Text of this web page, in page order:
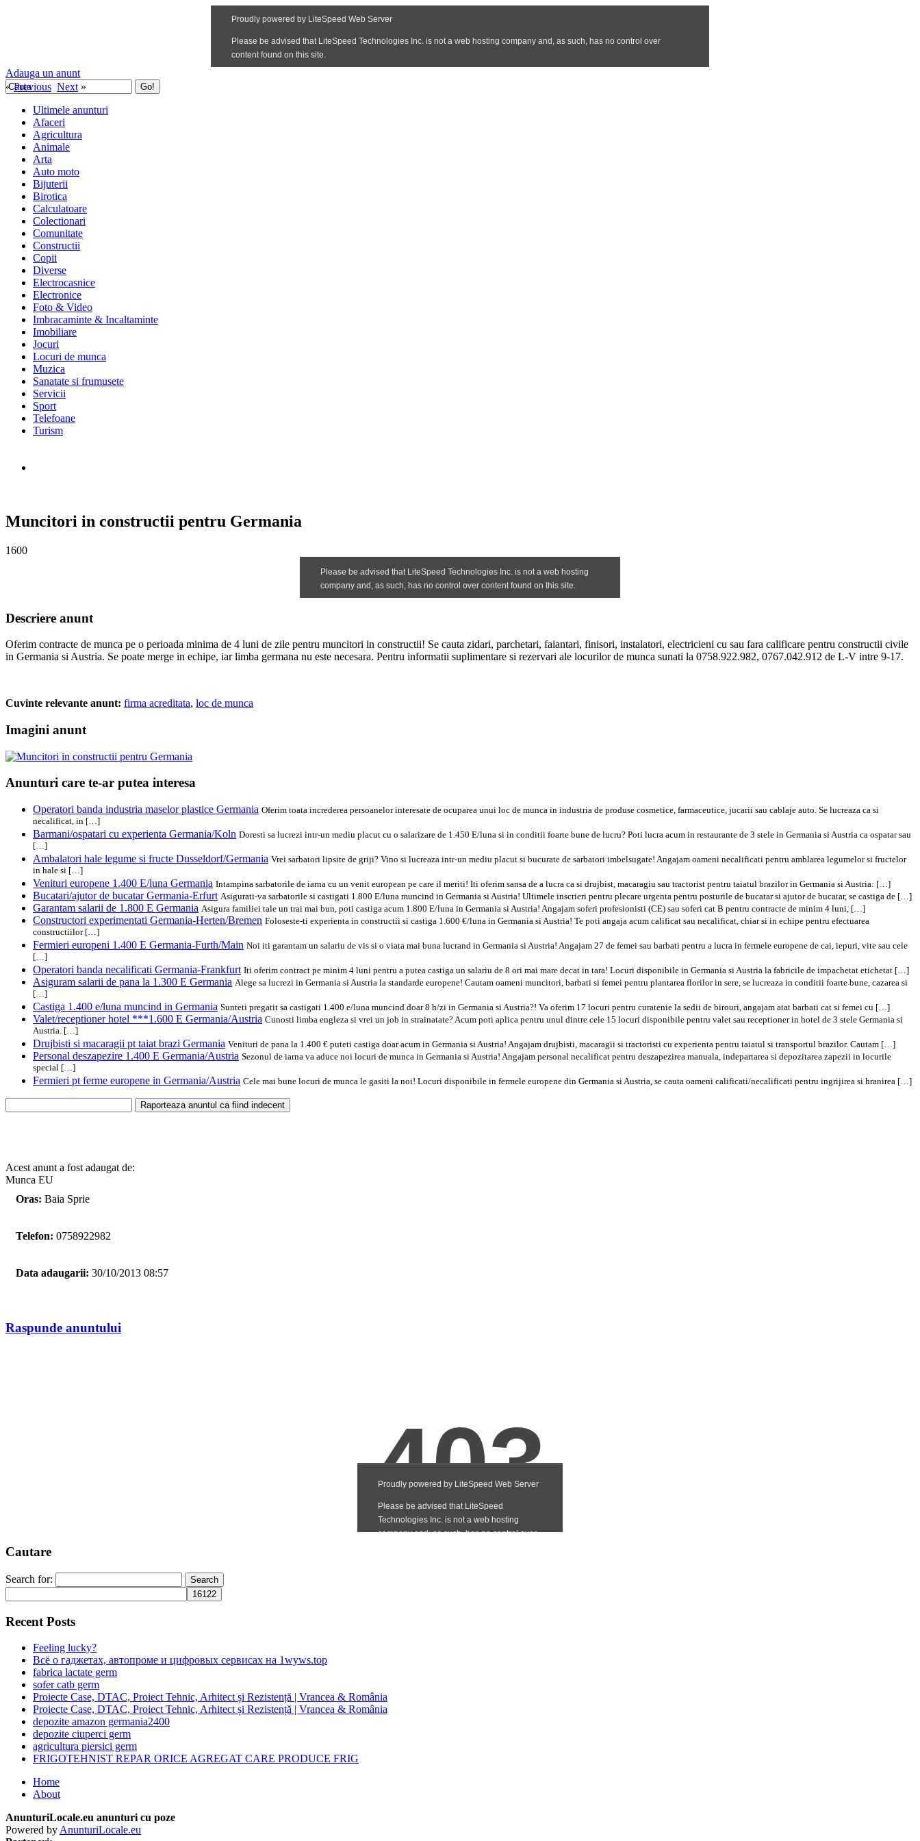
Adauga un anunt
«Previous Next »
Ultimele anunturi
Afaceri
Agricultura
Animale
Arta
Auto moto
Bijuterii
Birotica
Calculatoare
Colectionari
Comunitate
Constructii
Copii
Diverse
Electrocasnice
Electronice
Foto & Video
Imbracaminte & Incaltaminte
Imobiliare
Jocuri
Locuri de munca
Muzica
Sanatate si frumusete
Servicii
Sport
Telefoane
Turism
Muncitori in constructii pentru Germania
1600
Descriere anunt
Oferim contracte de munca pe o perioada minima de 4 luni de zile pentru muncitori in constructii! Se cauta zidari, parchetari, faiantari, finisori, instalatori, electricieni cu sau fara calificare pentru constructii civile
in Germania si Austria. Se poate merge in echipe, iar limba germana nu este necesara. Pentru informatii suplimentare si rezervari ale locurilor de munca sunati la 0758.922.982, 0767.042.912 de L-V intre 9-17.
Cuvinte relevante anunt: firma acreditata, loc de munca
Imagini anunt
Anunturi care te-ar putea interesa
Operatori banda industria maselor plastice Germania Oferim toata increderea persoanelor interesate de ocuparea unui loc de munca in industria de produse cosmetice, farmaceutice, jucarii sau cablaje auto. Se lucreaza ca si
necalificat, in […]
Barmani/ospatari cu experienta Germania/Koln Doresti sa lucrezi intr-un mediu placut cu o salarizare de 1.450 E/luna si in conditii foarte bune de lucru? Poti lucra acum in restaurante de 3 stele in Germania si Austria ca ospatar sau
[…]
Ambalatori hale legume si fructe Dusseldorf/Germania Vrei sarbatori lipsite de griji? Vino si lucreaza intr-un mediu placut si bucurate de sarbatori imbelsugate! Angajam oameni necalificati pentru amblarea legumelor si fructelor
in hale si […]
Venituri europene 1.400 E/luna Germania Intampina sarbatorile de iarna cu un venit european pe care il meriti! Iti oferim sansa de a lucra ca si drujbist, macaragiu sau tractorist pentru taiatul brazilor in Germania si Austria: […]
Bucatari/ajutor de bucatar Germania-Erfurt Asigurati-va sarbatorile si castigati 1.800 E/luna muncind in Germania si Austria! Ultimele inscrieri pentru plecare urgenta pentru posturile de bucatar si ajutor de bucatar, se castiga de […]
Garantam salarii de 1.800 E Germania Asigura familiei tale un trai mai bun, poti castiga acum 1.800 E/luna in Germania si Austria! Angajam soferi profesionisti (CE) sau soferi cat B pentru contracte de minim 4 luni, […]
Constructori experimentati Germania-Herten/Bremen Foloseste-ti experienta in constructii si castiga 1.600 €/luna in Germania si Austria! Te poti angaja acum calificat sau necalificat, chiar si in echipe pentru efectuarea
constructiilor […]
Fermieri europeni 1.400 E Germania-Furth/Main Noi iti garantam un salariu de vis si o viata mai buna lucrand in Germania si Austria! Angajam 27 de femei sau barbati pentru a lucra in fermele europene de cai, iepuri, vite sau cele
[…]
Operatori banda necalificati Germania-Frankfurt Iti oferim contract pe minim 4 luni pentru a putea castiga un salariu de 8 ori mai mare decat in tara! Locuri disponibile in Germania si Austria la fabricile de impachetat etichetat […]
Asiguram salarii de pana la 1.300 E Germania Alege sa lucrezi in Germania si Austria la standarde europene! Cautam oameni muncitori, barbati si femei pentru plantarea florilor in sere, se lucreaza in conditii foarte bune, cazarea si
[…]
Castiga 1.400 e/luna muncind in Germania Sunteti pregatit sa castigati 1.400 e/luna muncind doar 8 h/zi in Germania si Austria?! Va oferim 17 locuri pentru curatenie la sedii de birouri, angajam atat barbati cat si femei cu […]
Valet/receptioner hotel ***1.600 E Germania/Austria Cunosti limba engleza si vrei un job in strainatate? Acum poti aplica pentru unul dintre cele 15 locuri disponibile pentru valet sau receptioner in hotel de 3 stele Germania si
Austria. […]
Drujbisti si macaragii pt taiat brazi Germania Venituri de pana la 1.400 € puteti castiga doar acum in Germania si Austria! Angajam drujbisti, macaragii si tractoristi cu experienta pentru taiatul si transportul brazilor. Cautam […]
Personal deszapezire 1.400 E Germania/Austria Sezonul de iarna va aduce noi locuri de munca in Germania si Austria! Angajam personal necalificat pentru deszapezirea manuala, indepartarea si depozitarea zapezii in locurile
special […]
Fermieri pt ferme europene in Germania/Austria Cele mai bune locuri de munca le gasiti la noi! Locuri disponibile in fermele europene din Germania si Austria, se cauta oameni calificati/necalificati pentru ingrijirea si hranirea […]
Acest anunt a fost adaugat de:
Munca EU
Oras: Baia Sprie
Telefon: 0758922982
Data adaugarii: 30/10/2013 08:57
Raspunde anuntului
Cautare
Search for:
Recent Posts
Feeling lucky?
Всё о гаджетах, автопроме и цифровых сервисах на 1wyws.top
fabrica lactate germ
sofer catb germ
Proiecte Case, DTAC, Proiect Tehnic, Arhitect și Rezistență | Vrancea & România
Proiecte Case, DTAC, Proiect Tehnic, Arhitect și Rezistență | Vrancea & România
depozite amazon germania2400
depozite ciuperci germ
agricultura piersici germ
FRIGOTEHNIST REPAR ORICE AGREGAT CARE PRODUCE FRIG
Home
About
AnunturiLocale.eu anunturi cu poze
Powered byAnunturiLocale.eu